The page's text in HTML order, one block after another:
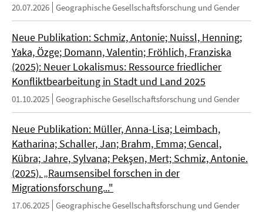
20.07.2026 Geographische Gesellschaftsforschung und Gender
Neue Publikation: Schmiz, Antonie; Nuissl, Henning;
Yaka, Özge; Domann, Valentin; Fröhlich, Franziska
(2025): Neuer Lokalismus: Ressource friedlicher
Konfliktbearbeitung in Stadt und Land 2025
01.10.2025 Geographische Gesellschaftsforschung und Gender
Neue Publikation: Müller, Anna-Lisa; Leimbach,
Katharina; Schaller, Jan; Brahm, Emma; Gencal,
Kübra; Jahre, Sylvana; Pekşen, Mert; Schmiz, Antonie.
(2025). „Raumsensibel forschen in der
Migrationsforschung..."
17.06.2025 Geographische Gesellschaftsforschung und Gender